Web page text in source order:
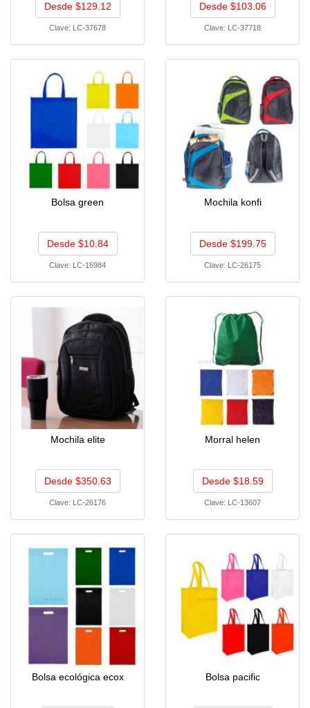
Desde $129.12
Clave: LC-37678
Desde $103.06
Clave: LC-37718
Bolsa green
Desde $10.84
Clave: LC-16984
Mochila konfi
Desde $199.75
Clave: LC-26175
Mochila elite
Desde $350.63
Clave: LC-26176
Morral helen
Desde $18.59
Clave: LC-13607
Bolsa ecológica ecox Bolsa pacific